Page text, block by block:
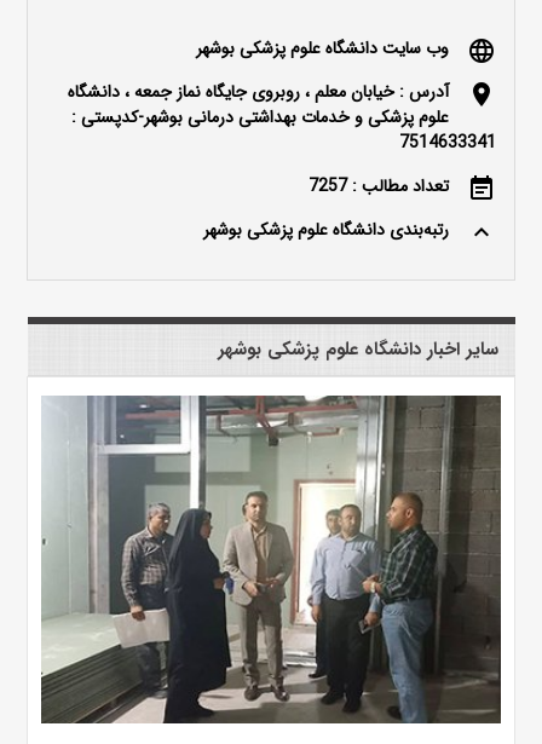
language وب سایت دانشگاه علوم پزشکی بوشهر
location_on
آدرس : خیابان معلم ، روبروی جایگاه نماز جمعه ، دانشگاه
علوم پزشکی و خدمات بهداشتی درمانی بوشهر-کدپستی :
7514633341
event_note تعداد مطالب : 7257
keyboard_arrow_up رتبه‌بندی دانشگاه علوم پزشکی بوشهر
سایر اخبار دانشگاه علوم پزشکی بوشهر